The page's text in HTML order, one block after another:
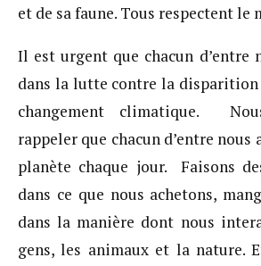
et de sa faune. Tous respectent le
Il est urgent que chacun d’entre
dans la lutte contre la disparition
changement climatique.
rappeler que chacun d’entre
planète chaque jour. Faisons
dans ce que nous achetons,
dans la manière dont nous
gens, les animaux et la nature.